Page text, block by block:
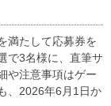
満たして応募券を
で3名様に、直筆サ
や注意事項はゲー
、2026年6月1日か